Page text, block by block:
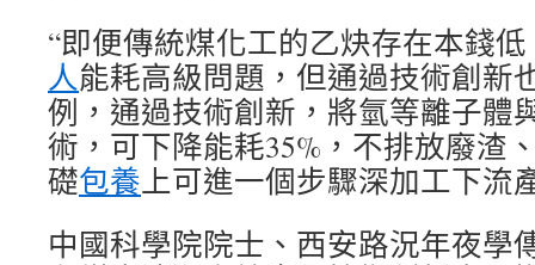
“即便傳統煤化工的乙炔存在本錢
人能耗高級問題，但通過技術創新
例，通過技術創新，將氫等離子體
術，可下降能耗35%，不排放廢渣
礎包養上可進一個步驟深加工下流
中國科學院院士、西安路況年夜學